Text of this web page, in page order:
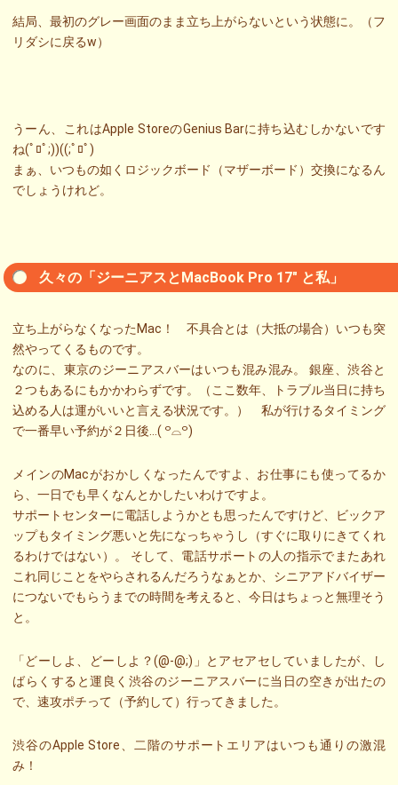
結局、最初のグレー画面のまま立ち上がらないという状態に。（フ
リダシに戻るw）
うーん、これはApple StoreのGenius Barに持ち込むしかないです
ね(ﾟﾛﾟ;))((;ﾟﾛﾟ)
まぁ、いつもの如くロジックボード（マザーボード）交換になるん
でしょうけれど。
久々の「ジーニアスとMacBook Pro 17″ と私」
立ち上がらなくなったMac！ 不具合とは（大抵の場合）いつも突
然やってくるものです。
なのに、東京のジーニアスバーはいつも混み混み。 銀座、渋谷と
２つもあるにもかかわらずです。（ここ数年、トラブル当日に持ち
込める人は運がいいと言える状況です。） 私が行けるタイミング
で一番早い予約が２日後…( ꒪⌓꒪)
メインのMacがおかしくなったんですよ、お仕事にも使ってるか
ら、一日でも早くなんとかしたいわけですよ。
サポートセンターに電話しようかとも思ったんですけど、ビックア
ップもタイミング悪いと先になっちゃうし（すぐに取りにきてくれ
るわけではない）。 そして、電話サポートの人の指示でまたあれ
これ同じことをやらされるんだろうなぁとか、シニアアドバイザー
につないでもらうまでの時間を考えると、今日はちょっと無理そう
と。
「どーしよ、どーしよ？(@-@;)」とアセアセしていましたが、し
ばらくすると運良く渋谷のジーニアスバーに当日の空きが出たの
で、速攻ポチって（予約して）行ってきました。
渋谷のApple Store、二階のサポートエリアはいつも通りの激混
み！